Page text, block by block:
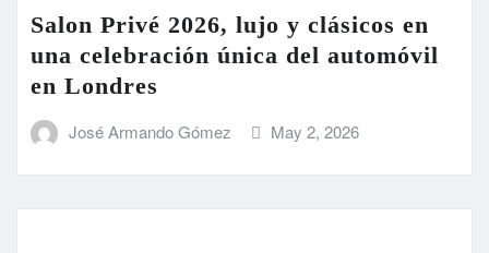
Salon Privé 2026, lujo y clásicos en
una celebración única del automóvil
en Londres
José Armando Gómez May 2, 2026